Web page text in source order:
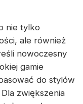
nie tylko
ale również
nowoczesny
gamie
do stylów
zwiększenia